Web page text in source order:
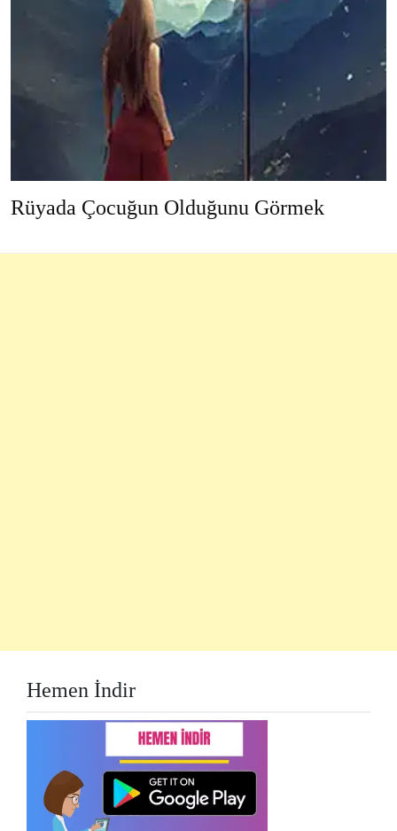
Rüyada Çocuğun Olduğunu Görmek
Hemen İndir